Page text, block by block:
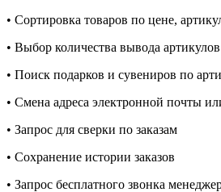
• Сортировка товаров по цене,
• Выбор количества вывода
• Поиск подарков и сувениров по
• Смена адреса электронной почты
• Запрос для сверки по заказам
• Сохранение истории заказов
• Запрос бесплатного звонка